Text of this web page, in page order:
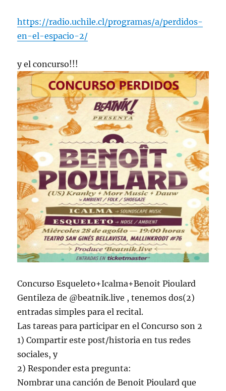
https://radio.uchile.cl/programas/a/perdidos-
en-el-espacio-2/
y el concurso!!!
Concurso Esqueleto+Icalma+Benoit Pioulard
Gentileza de @beatnik.live , tenemos dos(2)
entradas simples para el recital.
Las tareas para participar en el Concurso son 2
1) Compartir este post/historia en tus redes
sociales, y
2) Responder esta pregunta:
Nombrar una canción de Benoit Pioulard que